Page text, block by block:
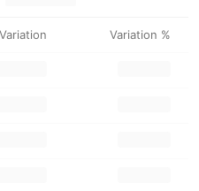
Variation Variation %